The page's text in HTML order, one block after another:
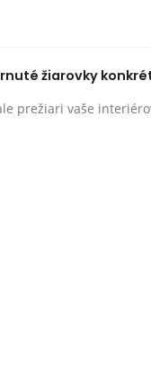
žiarovky
prežiari vaše